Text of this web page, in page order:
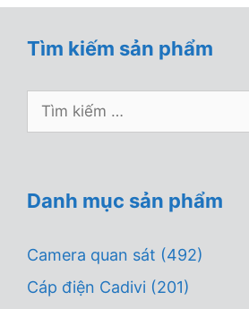
Tìm kiếm sản phẩm
Tìm
Danh mục sản phẩm
Camera quan sát (492)
Cáp điện Cadivi (201)